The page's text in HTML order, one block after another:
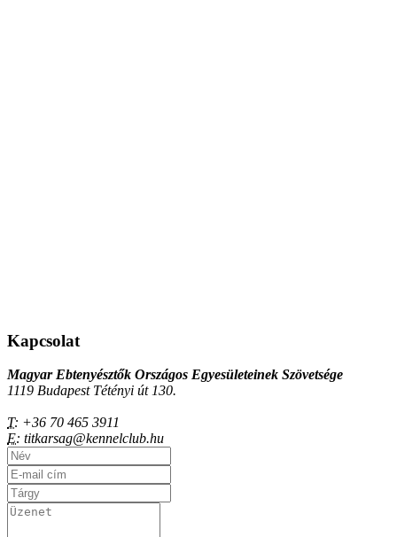
Kapcsolat
Magyar Ebtenyésztők Országos Egyesületeinek Szövetsége
1119 Budapest Tétényi út 130.
T: +36 70 465 3911
E: titkarsag@kennelclub.hu